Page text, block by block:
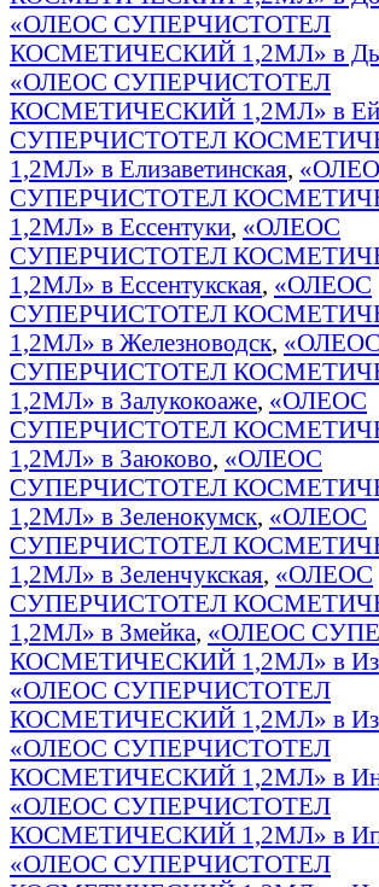
«ОЛЕОС СУПЕРЧИСТОТЕЛ
КОСМЕТИЧЕСКИЙ 1,2МЛ» в
«ОЛЕОС СУПЕРЧИСТОТЕЛ
КОСМЕТИЧЕСКИЙ 1,2МЛ» в
СУПЕРЧИСТОТЕЛ
1,2МЛ» в Елизаветинская,
СУПЕРЧИСТОТЕЛ
1,2МЛ» в Ессентуки, «ОЛЕОС
СУПЕРЧИСТОТЕЛ
1,2МЛ» в Ессентукская, «ОЛЕОС
СУПЕРЧИСТОТЕЛ
1,2МЛ» в Железноводск, «ОЛЕОС
СУПЕРЧИСТОТЕЛ
1,2МЛ» в Залукокоаже, «ОЛЕОС
СУПЕРЧИСТОТЕЛ
1,2МЛ» в Заюково, «ОЛЕОС
СУПЕРЧИСТОТЕЛ
1,2МЛ» в Зеленокумск, «ОЛЕОС
СУПЕРЧИСТОТЕЛ
1,2МЛ» в Зеленчукская, «ОЛЕОС
СУПЕРЧИСТОТЕЛ
1,2МЛ» в Змейка, «ОЛЕОС
КОСМЕТИЧЕСКИЙ 1,2МЛ» в
«ОЛЕОС СУПЕРЧИСТОТЕЛ
КОСМЕТИЧЕСКИЙ 1,2МЛ» в
«ОЛЕОС СУПЕРЧИСТОТЕЛ
КОСМЕТИЧЕСКИЙ 1,2МЛ» в
«ОЛЕОС СУПЕРЧИСТОТЕЛ
КОСМЕТИЧЕСКИЙ 1,2МЛ» в
«ОЛЕОС СУПЕРЧИСТОТЕЛ